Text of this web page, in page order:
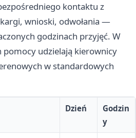
kontaktu z
wnioski, odwołania —
godzinach przyjęć. W
pomocy udzielają kierownicy
w standardowych
Dzień
Godzin
y